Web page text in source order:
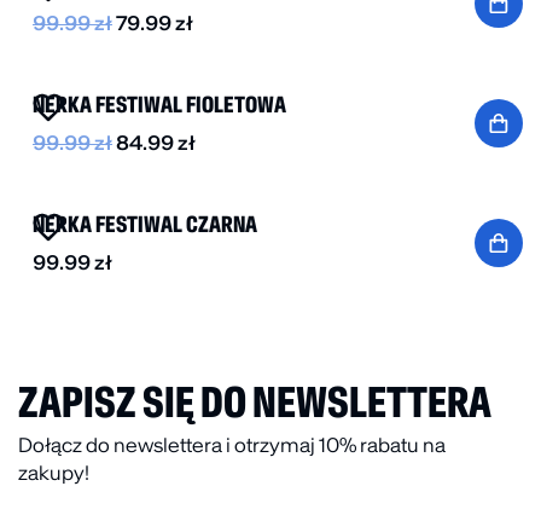
99.99zł79.99zł
NERKA FESTIWAL FIOLETOWA
99.99zł84.99zł
NERKA FESTIWAL CZARNA
99.99zł
ZAPISZ SIĘ DO NEWSLETTERA
Dołącz do newslettera i otrzymaj 10% rabatu na
zakupy!